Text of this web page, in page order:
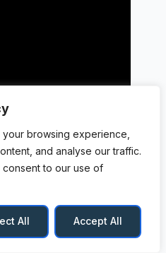
browsing experience,
and analyse our traffic.
to our use of
All Accept All
des